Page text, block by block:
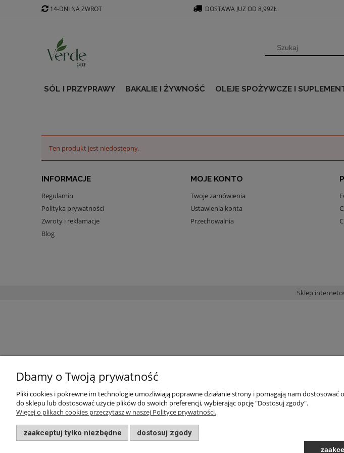
SÓL I PRZYPRAWY BAKALIE I ŻYWNOŚĆ OLEJE SPOŻYWCZE I
14-DNI NA ZWROT DOSTAWA JUZ OD 8,99ZŁ
Ten produkt jest niedostępny.
INFORMACJE
Regulamin
Polityka prywatności
Zwroty i reklamacje
Blog
MOJE KONTO
Twoje zamówienia
Ustawienia konta
Przechowalnia
Sklep
Dbamy o Twoją prywatność
Pliki cookies i pokrewne im technologie umożliwiają poprawne działanie strony i pomagają nam
do sklepu lub dostosować użycie plików do swoich preferencji, wybierając opcję "Dostosuj zgody".
Więcej o plikach cookies przeczytasz w naszej Polityce prywatności.
zaakceptuj tylko niezbędne dostosuj zgody